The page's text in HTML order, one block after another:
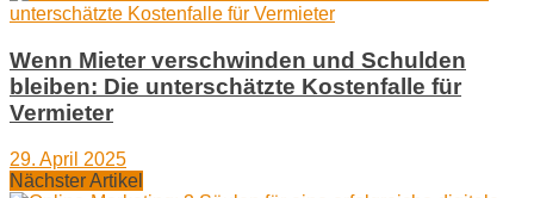
Wenn Mieter verschwinden und Schulden
bleiben: Die unterschätzte Kostenfalle für
Vermieter
29. April 2025
Nächster Artikel